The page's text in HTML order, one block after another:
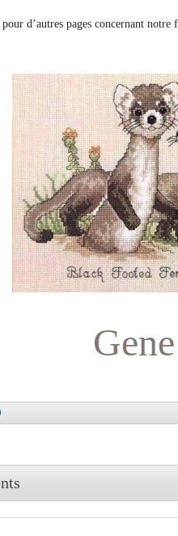
d’autres pages concernant notre
Gene